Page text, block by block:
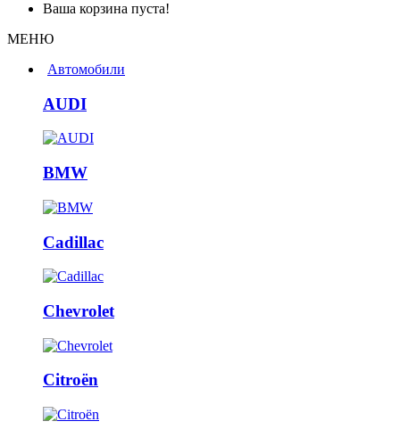
Ваша корзина пуста!
МЕНЮ
Автомобили
AUDI
BMW
Cadillac
Chevrolet
Citroën